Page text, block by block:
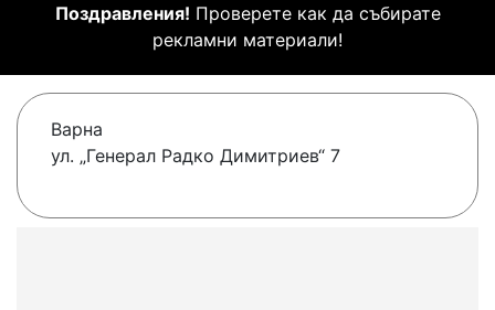
Поздравления! Проверете как да събирате
рекламни материали!
Варна
ул. „Генерал Радко Димитриев“ 7